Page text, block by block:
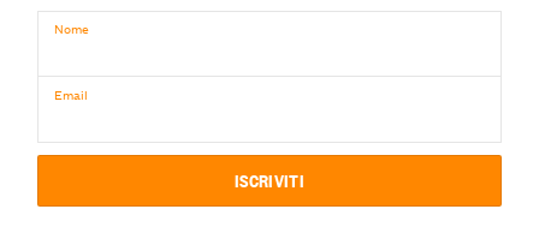
Nome
Email